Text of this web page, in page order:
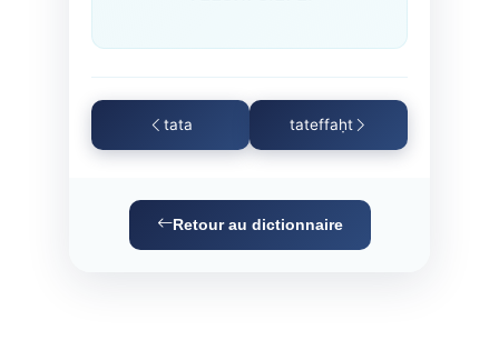
tata tateffaḥt
Retour au dictionnaire